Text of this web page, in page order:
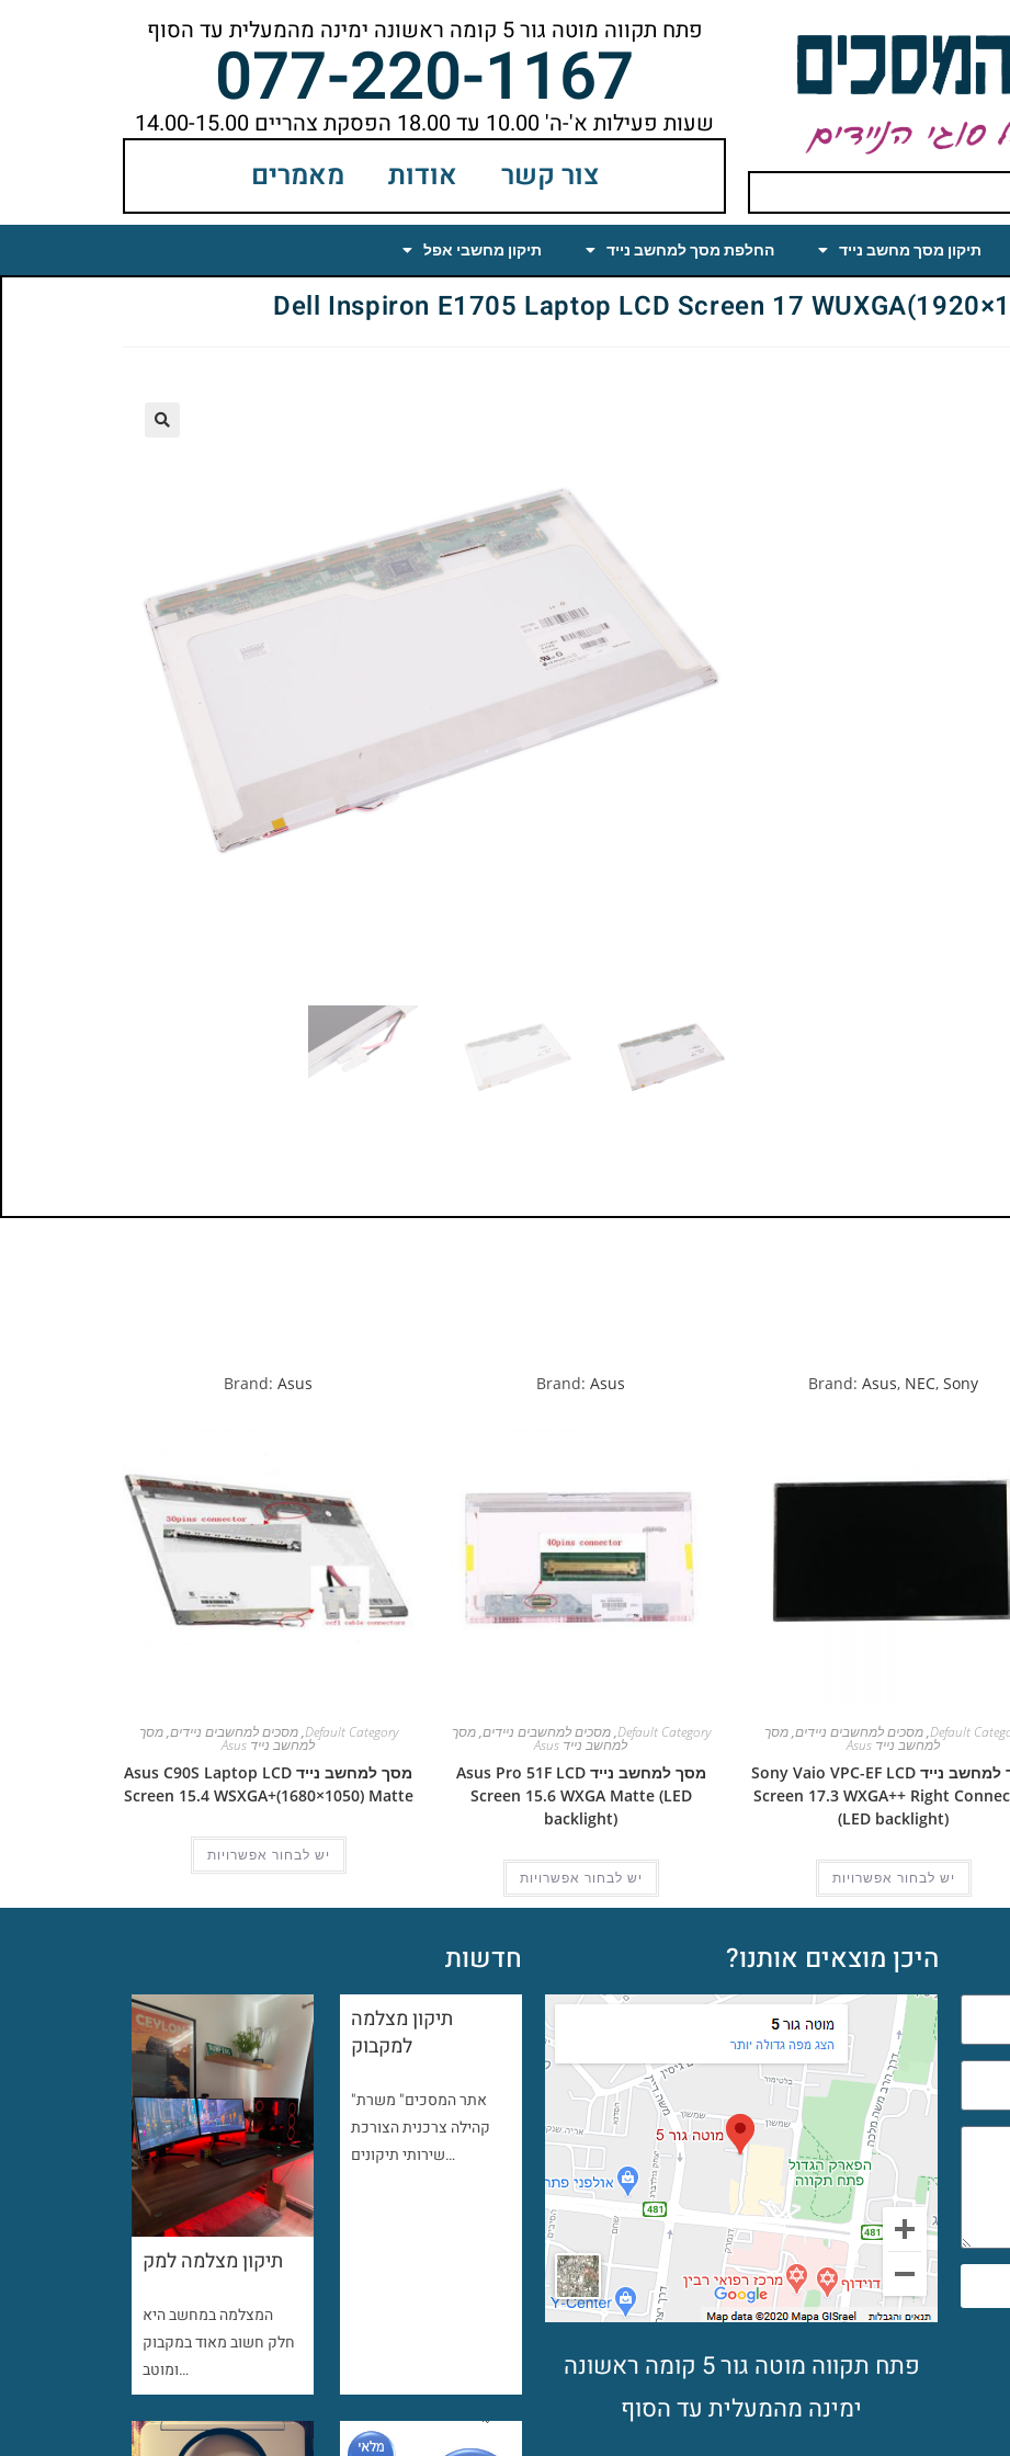
פתח תקווה מוטה גור 5 קומה ראשונה ימינה מהמעלית עד הסוף
077-220-1167שעות פעילות א'-ה' 10.00 עד 18.00 הפסקת צהריים 14.00-15.00
צור קשר אודות מאמרים
תיקון מסך מחשב נייד החלפת מסך למחשב נייד תיקון מחשבי אפל
Brand: Asus, NEC, Sony
Default
,מסכים למחשבים ניידים,מסך
למחשב נייד Asus
מסך למחשב נייד Sony Vaio VPC-EF LCD
Screen 17.3 WXGA++ Right
(LED backlight)
יש לבחור אפשרויות
Brand: Asus
Default Category
,מסכים למחשבים ניידים,מסך
למחשב נייד Asus
מסך למחשב נייד Asus Pro 51F LCD
Screen 15.6 WXGA Matte (LED
backlight)
יש לבחור אפשרויות
Brand: Asus
Default Category
,מסכים למחשבים ניידים,מסך
למחשב נייד Asus
מסך למחשב נייד Asus C90S Laptop LCD
Screen 15.4 WSXGA+(1680×1050) Matte
יש לבחור אפשרויות
היכן מוצאים אותנו?
פתח תקווה מוטה גור 5 קומה ראשונה
ימינה מהמעלית עד הסוף
חדשות
תיקון מצלמה למק
המצלמה במחשב היא
חלק חשוב מאוד במקבוק
ומוטב…
תיקון מצלמה
למקבוק
"אתר המסכים" משרת
קהילה צרכנית הצורכת
שירותי תיקונים…